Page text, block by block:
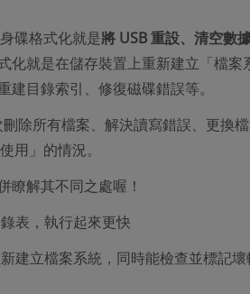
碟格式化就是將 USB 重設、清空數
化就是在儲存裝置上重新建立「檔案
目錄索引、修復磁碟錯誤等。
除所有檔案、解決讀寫錯誤、更換
用」的情況。
瞭解其不同之處喔！
表，執行起來更快
建立檔案系統，同時能檢查並標記